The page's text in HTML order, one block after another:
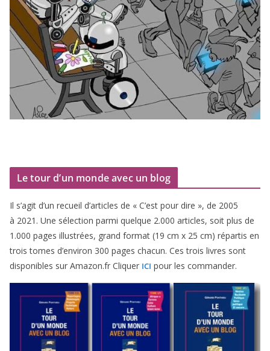
Le tour d’un monde avec un blog
Il s’agit d’un recueil d’ar­ticles de « C’est pour dire », de 2005
à 2021 . Une sélec­tion par­mi quelque 2.000 articles, soit plus de
1 .000 pages illus­trées, grand for­mat (19 cm x 25 cm) répar­tis en
trois tomes d’environ 300 pages cha­cun. Ces trois livres sont
dis­po­nibles sur Amazon​.fr Cliquer ICI pour les commander.